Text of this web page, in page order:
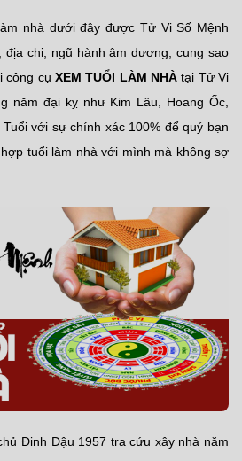
nhà dưới đây được Tử Vi Số Mệnh
chi, ngũ hành âm dương, cung sao
công cụ XEM TUỔI LÀM NHÀtại Tử Vi
năm đại kỵ như Kim Lâu, Hoang Ốc,
Tuổi với sự chính xác 100% để quý bạn
tuổi làm nhà với mình mà không sợ
Đinh Dậu 1957 tra cứu xây nhà năm